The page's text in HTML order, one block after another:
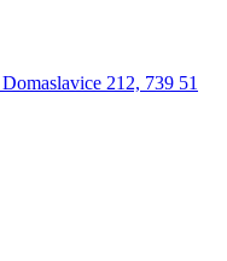
212, 739 51